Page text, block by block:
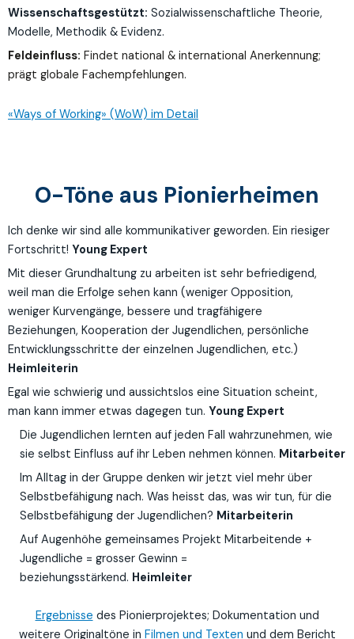
Wissenschaftsgestützt: Sozialwissenschaftliche Theorie,
Modelle, Methodik & Evidenz.
Feldeinfluss: Findet national & international Anerkennung;
prägt globale Fachempfehlungen.
«Ways of Working» (WoW) im Detail
O-Töne aus Pionierheimen
Ich denke wir sind alle kommunikativer geworden. Ein riesiger
Fortschritt! Young Expert
Mit dieser Grundhaltung zu arbeiten ist sehr befriedigend,
weil man die Erfolge sehen kann (weniger Opposition,
weniger Kurvengänge, bessere und tragfähigere
Beziehungen, Kooperation der Jugendlichen, persönliche
Entwicklungsschritte der einzelnen Jugendlichen, etc.)
Heimleiterin
Egal wie schwierig und aussichtslos eine Situation scheint,
man kann immer etwas dagegen tun. Young Expert
Die Jugendlichen lernten auf jeden Fall wahrzunehmen, wie
sie selbst Einfluss auf ihr Leben nehmen können. Mitarbeiter
Im Alltag in der Gruppe denken wir jetzt viel mehr über
Selbstbefähigung nach. Was heisst das, was wir tun, für die
Selbstbefähigung der Jugendlichen? Mitarbeiterin
Auf Augenhöhe gemeinsames Projekt Mitarbeitende +
Jugendliche = grosser Gewinn =
beziehungsstärkend. Heimleiter
Ergebnisse des Pionierprojektes; Dokumentation und
weitere Originaltöne in Filmen und Texten und dem Bericht